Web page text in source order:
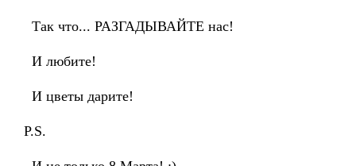
Так что... РАЗГАДЫВАЙТЕ нас!
И любите!
И цветы дарите!
P.S.